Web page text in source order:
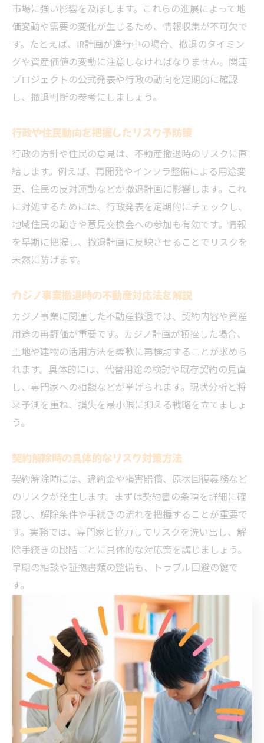
市場に強い影響を及ぼします。これらの進展によって地
価変動や需要の変化が生じるため、情報収集が不可欠で
す。たとえば、IR計画が進行中の場合、撤退のタイミン
グや資産価値の変動に注意しなければなりません。関連
プロジェクトの公式発表や行政の動向を定期的に確認
し、撤退判断の参考にしましょう。
行政や住民動向を把握したリスク予防策
行政の方針や住民の意見は、不動産撤退時のリスクに直
結します。例えば、再開発やインフラ整備による用途変
更、住民の反対運動などが撤退計画に影響します。これ
に対処するためには、行政発表を定期的にチェックし、
地域住民の動きや意見交換会への参加も有効です。情報
を早期に把握し、撤退計画に反映させることでリスクを
未然に防げます。
カジノ事業撤退時の不動産対応法を解説
カジノ事業に関連した不動産撤退では、契約内容や資産
用途の再評価が重要です。カジノ計画が頓挫した場合、
土地や建物の活用方法を柔軟に再検討することが求めら
れます。具体的には、代替用途の検討や既存契約の見直
し、専門家への相談などが挙げられます。現状分析と将
来予測を重ね、損失を最小限に抑える戦略を立てましょ
う。
契約解除時の具体的なリスク対策方法
契約解除時には、違約金や損害賠償、原状回復義務など
のリスクが発生します。まずは契約書の条項を詳細に確
認し、解除条件や手続きの流れを把握することが重要で
す。実務では、専門家と協力してリスクを洗い出し、解
除手続きの段階ごとに具体的な対応策を講じましょう。
早期の相談や証拠書類の整備も、トラブル回避の鍵で
す。
東大阪の不動産価値維持のための注意点
撤退後も資産価値を維持するためには、周辺開発やイン
フラ整備の動向を常に把握しておくことが不可欠です。
たとえば、再開発計画や新たな交通インフラの整備状況
が不動産価値に直結します。また、適切な管理やメンテ
ナンスを継続し、資産の魅力を保つことも重要です。情
報収集と定期的な資産評価で、長期的な価値維持を図り